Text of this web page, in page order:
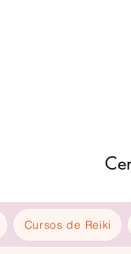
Cursos de Reiki